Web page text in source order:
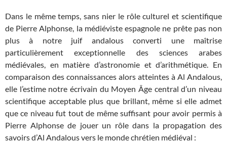
Dans le même temps, sans nier le rôle culturel et scientifique
de Pierre Alphonse, la médiéviste espagnole ne prête pas non
plus à notre juif andalous converti une maîtrise
particulièrement exceptionnelle des sciences arabes
médiévales, en matière d’astronomie et d’arithmétique. En
comparaison des connaissances alors atteintes à Al Andalous,
elle l’estime notre écrivain du Moyen Âge central d’un niveau
scientifique acceptable plus que brillant, même si elle admet
que ce niveau fut tout de même suffisant pour avoir permis à
Pierre Alphonse de jouer un rôle dans la propagation des
savoirs d’Al Andalous vers le monde chrétien médiéval :